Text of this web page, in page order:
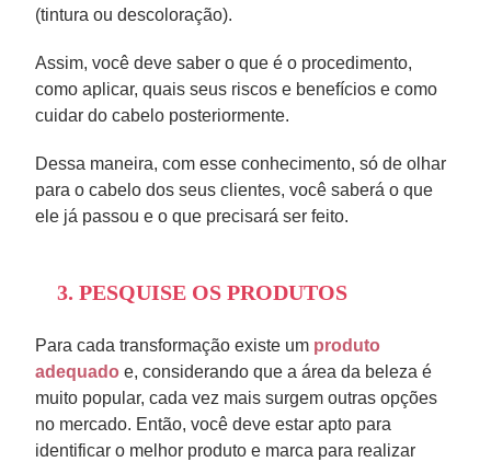
(tintura ou descoloração).
Assim, você deve saber o que é o procedimento,
como aplicar, quais seus riscos e benefícios e como
cuidar do cabelo posteriormente.
Dessa maneira, com esse conhecimento, só de olhar
para o cabelo dos seus clientes, você saberá o que
ele já passou e o que precisará ser feito.
3. PESQUISE OS PRODUTOS
Para cada transformação existe um produto
adequado e, considerando que a área da beleza é
muito popular, cada vez mais surgem outras opções
no mercado. Então, você deve estar apto para
identificar o melhor produto e marca para realizar